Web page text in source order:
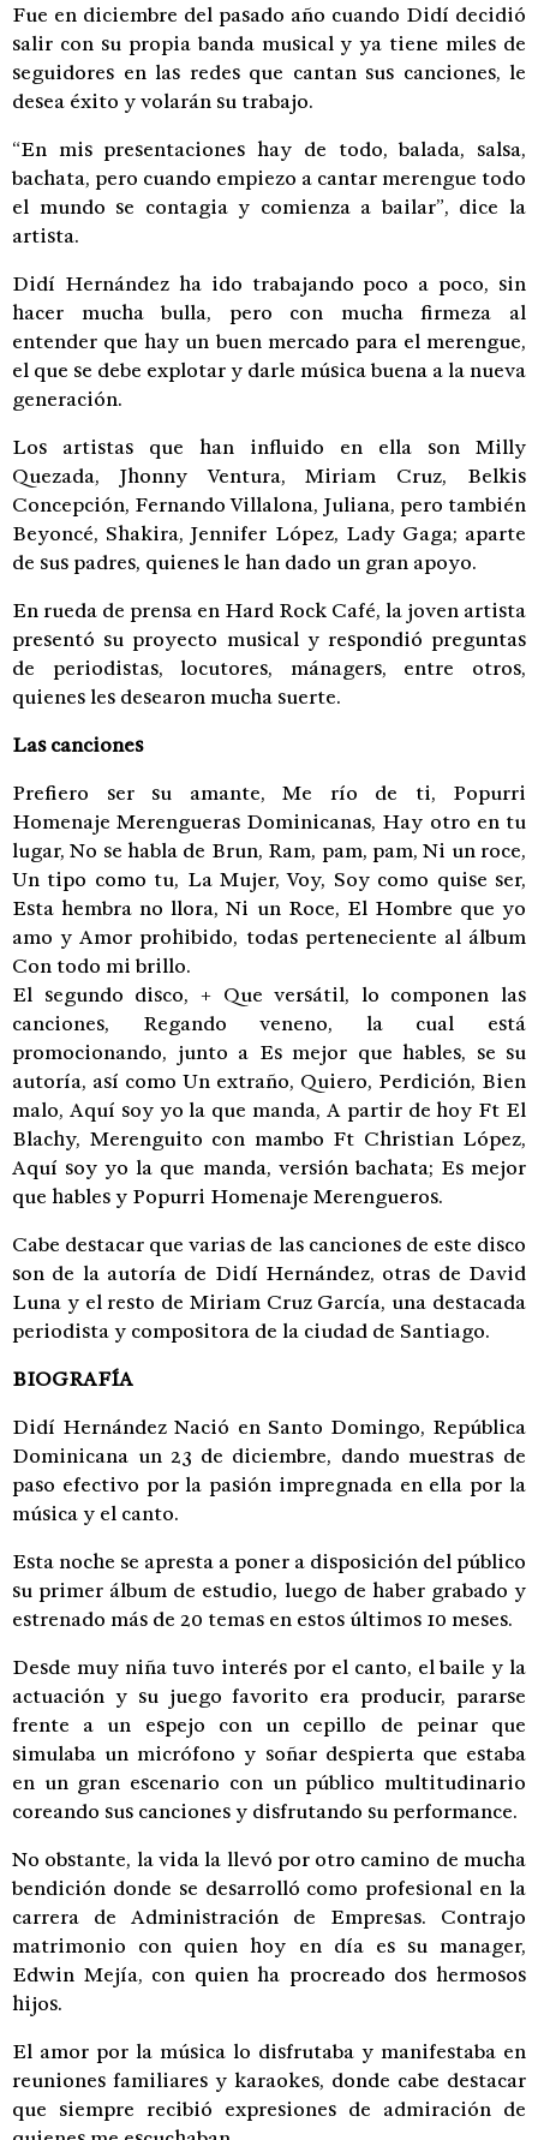
Fue en diciembre del pasado año cuando Didí decidió
salir con su propia banda musical y ya tiene miles de
seguidores en las redes que cantan sus canciones, le
desea éxito y volarán su trabajo.
“En mis presentaciones hay de todo, balada, salsa,
bachata, pero cuando empiezo a cantar merengue todo
el mundo se contagia y comienza a bailar”, dice la
artista.
Didí Hernández ha ido trabajando poco a poco, sin
hacer mucha bulla, pero con mucha firmeza al
entender que hay un buen mercado para el merengue,
el que se debe explotar y darle música buena a la nueva
generación.
Los artistas que han influido en ella son Milly
Quezada, Jhonny Ventura, Miriam Cruz, Belkis
Concepción, Fernando Villalona, Juliana, pero también
Beyoncé, Shakira, Jennifer López, Lady Gaga; aparte
de sus padres, quienes le han dado un gran apoyo.
En rueda de prensa en Hard Rock Café, la joven artista
presentó su proyecto musical y respondió preguntas
de periodistas, locutores, mánagers, entre otros,
quienes les desearon mucha suerte.
Las canciones
Prefiero ser su amante, Me río de ti, Popurri
Homenaje Merengueras Dominicanas, Hay otro en tu
lugar, No se habla de Brun, Ram, pam, pam, Ni un roce,
Un tipo como tu, La Mujer, Voy, Soy como quise ser,
Esta hembra no llora, Ni un Roce, El Hombre que yo
amo y Amor prohibido, todas perteneciente al álbum
Con todo mi brillo.
El segundo disco, + Que versátil, lo componen las
canciones, Regando veneno, la cual está
promocionando, junto a Es mejor que hables, se su
autoría, así como Un extraño, Quiero, Perdición, Bien
malo, Aquí soy yo la que manda, A partir de hoy Ft El
Blachy, Merenguito con mambo Ft Christian López,
Aquí soy yo la que manda, versión bachata; Es mejor
que hables y Popurri Homenaje Merengueros.
Cabe destacar que varias de las canciones de este disco
son de la autoría de Didí Hernández, otras de David
Luna y el resto de Miriam Cruz García, una destacada
periodista y compositora de la ciudad de Santiago.
BIOGRAFÍA
Didí Hernández Nació en Santo Domingo, República
Dominicana un 23 de diciembre, dando muestras de
paso efectivo por la pasión impregnada en ella por la
música y el canto.
Esta noche se apresta a poner a disposición del público
su primer álbum de estudio, luego de haber grabado y
estrenado más de 20 temas en estos últimos 10 meses.
Desde muy niña tuvo interés por el canto, el baile y la
actuación y su juego favorito era producir, pararse
frente a un espejo con un cepillo de peinar que
simulaba un micrófono y soñar despierta que estaba
en un gran escenario con un público multitudinario
coreando sus canciones y disfrutando su performance.
No obstante, la vida la llevó por otro camino de mucha
bendición donde se desarrolló como profesional en la
carrera de Administración de Empresas. Contrajo
matrimonio con quien hoy en día es su manager,
Edwin Mejía, con quien ha procreado dos hermosos
hijos.
El amor por la música lo disfrutaba y manifestaba en
reuniones familiares y karaokes, donde cabe destacar
que siempre recibió expresiones de admiración de